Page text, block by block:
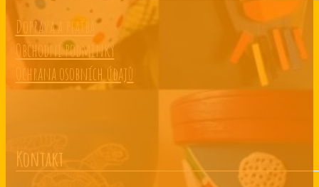
Doprava a platba
Obchodní podmínky
Ochrana osobních údajů
Kontakt